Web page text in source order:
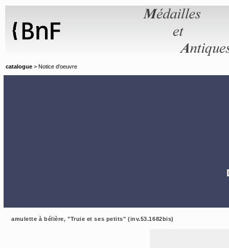
catalogue > Notice d'oeuvre
amulette à bélière, "Truie et ses petits" (inv.53.1682bis)